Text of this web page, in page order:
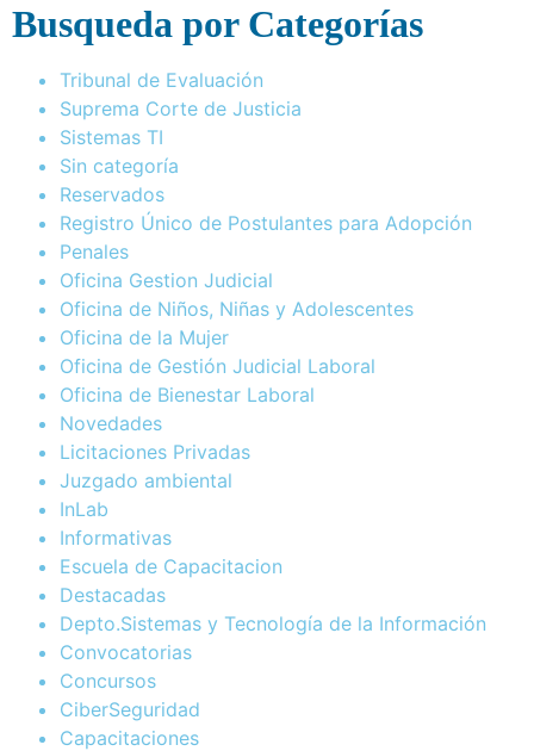
Busqueda por Categorías
Tribunal de Evaluación
Suprema Corte de Justicia
Sistemas TI
Sin categoría
Reservados
Registro Único de Postulantes para Adopción
Penales
Oficina Gestion Judicial
Oficina de Niños, Niñas y Adolescentes
Oficina de la Mujer
Oficina de Gestión Judicial Laboral
Oficina de Bienestar Laboral
Novedades
Licitaciones Privadas
Juzgado ambiental
InLab
Informativas
Escuela de Capacitacion
Destacadas
Depto.Sistemas y Tecnología de la Información
Convocatorias
Concursos
CiberSeguridad
Capacitaciones